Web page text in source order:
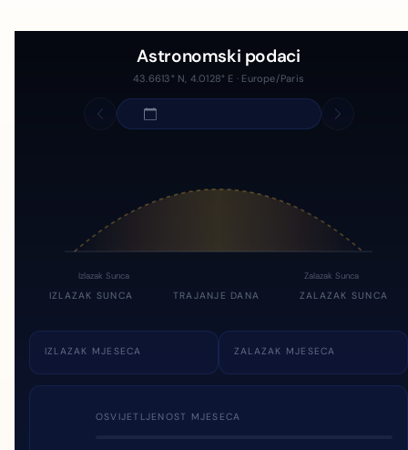
Astronomski podaci
43.6613° N, 4.0128° E · Europe/Paris
Izlazak Sunca Zalazak Sunca
IZLAZAK SUNCA TRAJANJE DANA ZALAZAK SUNCA
IZLAZAK MJESECA ZALAZAK MJESECA
OSVIJETLJENOST MJESECA